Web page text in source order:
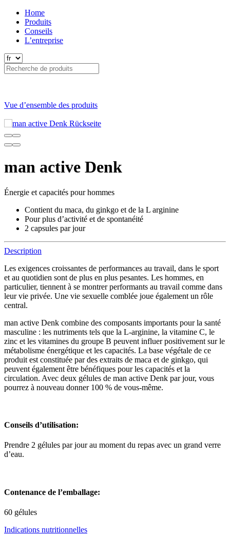
Home
Produits
Conseils
L’entreprise
Vue d’ensemble des produits
man active Denk
Énergie et capacités pour hommes
Contient du maca, du ginkgo et de la L arginine
Pour plus d’activité et de spontanéité
2 capsules par jour
Description
Les exigences croissantes de performances au travail, dans le sport
et au quotidien sont de plus en plus pesantes. Les hommes, en
particulier, tiennent à se montrer performants au travail comme dans
leur vie privée. Une vie sexuelle comblée joue également un rôle
central.
man active Denk combine des composants importants pour la santé
masculine : les nutriments tels que la L-arginine, la vitamine C, le
zinc et les vitamines du groupe B peuvent influer positivement sur le
métabolisme énergétique et les capacités. La base végétale de ce
produit est constituée par des extraits de maca et de ginkgo, qui
peuvent également être bénéfiques pour les capacités et la
circulation. Avec deux gélules de man active Denk par jour, vous
pourrez à nouveau donner 100 % de vous-même.
Conseils d’utilisation:
Prendre 2 gélules par jour au moment du repas avec un grand verre
d’eau.
Contenance de l’emballage:
60 gélules
Indications nutritionnelles